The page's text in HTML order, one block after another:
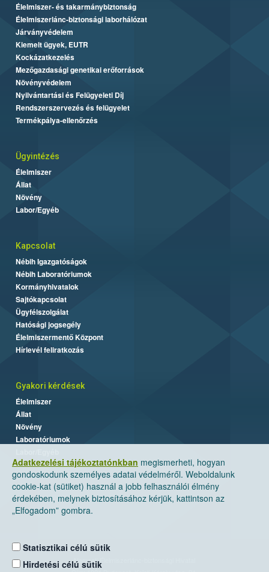
Adatkezelési tájékoztatónkban megismerheti, hogyan
gondoskodunk személyes adatai védelméről. Weboldalunk
cookie-kat (sütiket) használ a jobb felhasználói élmény
érdekében, melynek biztosításához kérjük, kattintson az
„Elfogadom” gombra.
Statisztikai célú sütik
Hirdetési célú sütik
Élelmiszer- és takarmánybiztonság
Élelmiszerlánc-biztonsági laborhálózat
Járványvédelem
Kiemelt ügyek, EUTR
Kockázatkezelés
Mezőgazdasági genetikai erőforrások
Növényvédelem
Nyilvántartási és Felügyeleti Díj
Rendszerszervezés és felügyelet
Termékpálya-ellenőrzés
Ügyintézés
Élelmiszer
Állat
Növény
Labor/Egyéb
Kapcsolat
Nébih Igazgatóságok
Nébih Laboratóriumok
Kormányhivatalok
Sajtókapcsolat
Ügyfélszolgálat
Hatósági jogsegély
Élelmiszermentő Központ
Hírlevél feliratkozás
Gyakori kérdések
Élelmiszer
Állat
Növény
Laboratóriumok
Nemzeti Élelmiszerlánc-biztonsági Hivatal